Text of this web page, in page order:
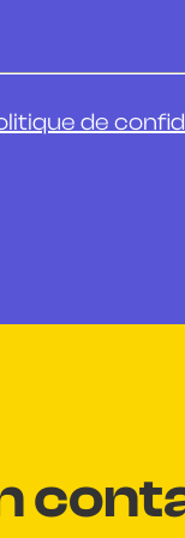
de